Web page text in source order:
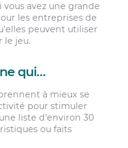
avez une grande
les entreprises de
peuvent utiliser
le jeu.
qui…
à mieux se
pour stimuler
liste d’environ 30
ou faits